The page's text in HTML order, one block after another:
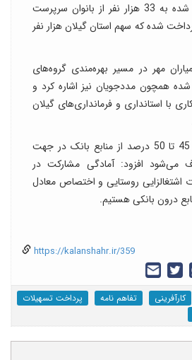
ریاست جمهوری منعقد شده به 33 هزار نفر از بانوان سرپرست
شده که سهم استان گیلان هزار نفر
مهر در مسیر بهره‌مندی گروه‌های
همچون مددجویان نیز اشاره کرد و
با استانداری و فرمانداری‌های گیلان
اکبری با اشاره به اینکه 45 تا 50 درصد از منابع بانک در جهت
می‌شود افزود: آمادگی مشارکت در
اشتغالزایی روستایی و اختصاص معادل
درون بانکی هستیم.
https://kalanshahr.ir/359
کارآفرینی تفاهم نامه
پرداخت تسهیلات